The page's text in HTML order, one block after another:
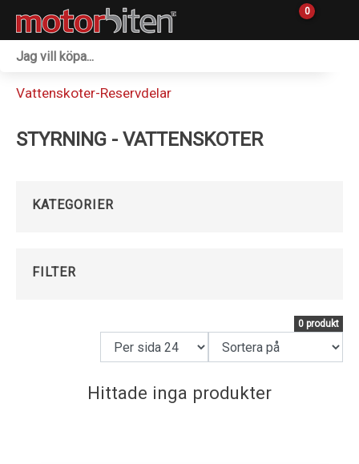
0
Övrigt & Merch
Vattenskoter-Reservdelar
STYRNING - VATTENSKOTER
KATEGORIER
FILTER
0 produkt
Hittade inga produkter